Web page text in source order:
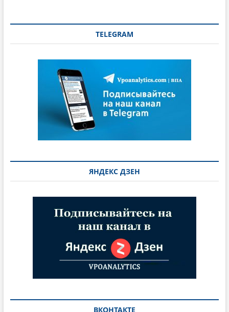
TELEGRAM
ЯНДЕКС ДЗЕН
ВКОНТАКТЕ